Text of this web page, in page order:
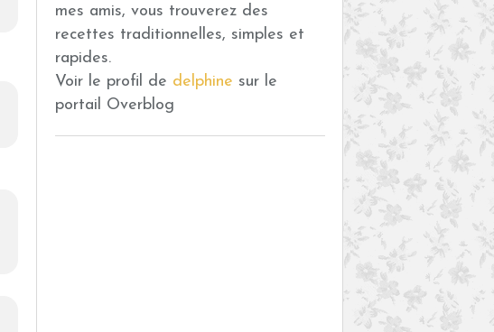
mes amis, vous trouverez des
recettes traditionnelles, simples et
rapides.
Voir le profil de delphine sur le
portail Overblog